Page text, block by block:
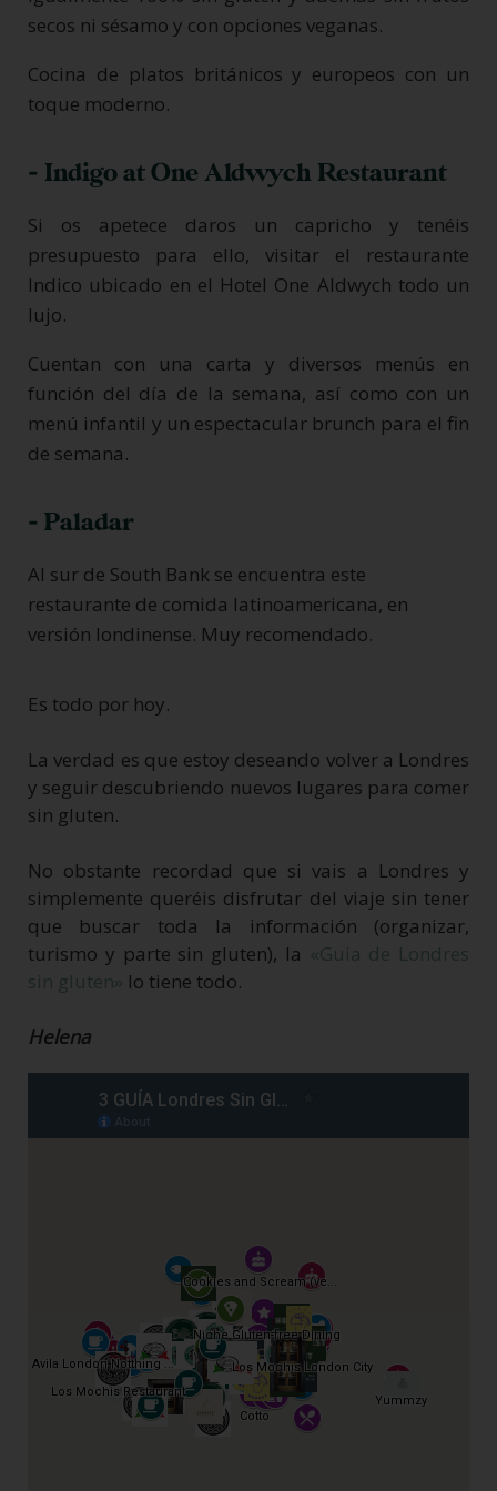
secos ni sésamo y con opciones veganas.
Cocina de platos británicos y europeos con un
toque moderno.
- Indigo at One Aldwych Restaurant
Si os apetece daros un capricho y tenéis
presupuesto para ello, visitar el restaurante
Indico ubicado en el Hotel One Aldwych todo un
lujo.
Cuentan con una carta y diversos menús en
función del día de la semana, así como con un
menú infantil y un espectacular brunch para el fin
de semana.
- Paladar
Al sur de South Bank se encuentra este
restaurante de comida latinoamericana, en
versión londinense. Muy recomendado.
Es todo por hoy.
La verdad es que estoy deseando volver a Londres
y seguir descubriendo nuevos lugares para comer
sin gluten.
No obstante recordad que si vais a Londres y
simplemente queréis disfrutar del viaje sin tener
que buscar toda la información (organizar,
turismo y parte sin gluten), la «Guia de Londres
sin gluten» lo tiene todo.
Helena